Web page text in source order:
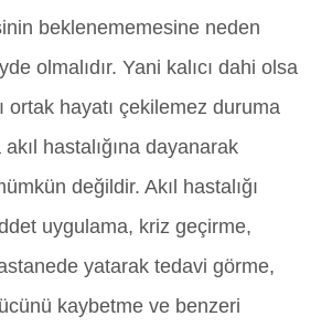
beklenememesine neden
olmalıdır. Yani kalıcı dahi olsa
ortak hayatı çekilemez duruma
hastalığına dayanarak
değildir. Akıl hastalığı
uygulama, kriz geçirme,
yatarak tedavi görme,
kaybetme ve benzeri